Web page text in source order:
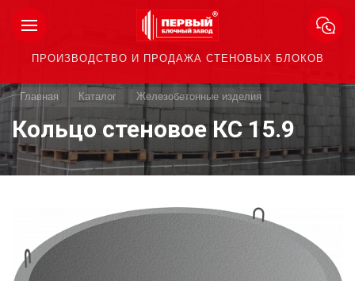
ПРОИЗВОДСТВО И ПРОДАЖА СТЕНОВЫХ БЛОКОВ
Главная Каталог Железобетонные изделия
Кольцо стеновое КС 15.9